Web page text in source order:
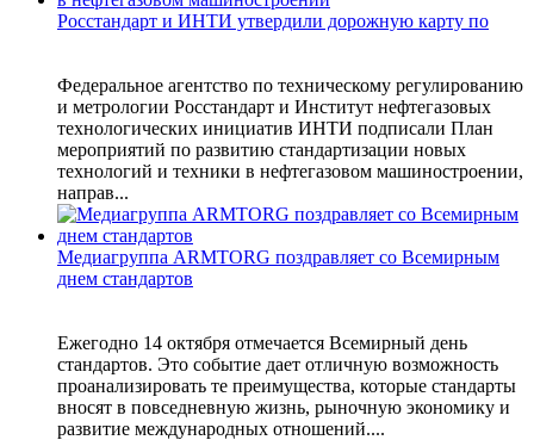
Росстандарт и ИНТИ утвердили дорожную карту по
Федеральное агентство по техническому регулированию
и метрологии Росстандарт и Институт нефтегазовых
технологических инициатив ИНТИ подписали План
мероприятий по развитию стандартизации новых
технологий и техники в нефтегазовом машиностроении,
направ...
Медиагруппа ARMTORG поздравляет со Всемирным
днем стандартов
Ежегодно 14 октября отмечается Всемирный день
стандартов. Это событие дает отличную возможность
проанализировать те преимущества, которые стандарты
вносят в повседневную жизнь, рыночную экономику и
развитие международных отношений....